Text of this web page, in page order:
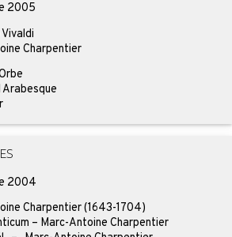
2005
Charpentier
Arabesque
2004
Charpentier (1643-1704)
– Marc-Antoine Charpentier